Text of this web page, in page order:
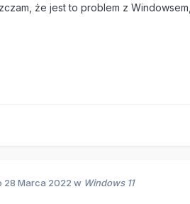
że jest to problem z
28 Marca 2022 w Windows 11